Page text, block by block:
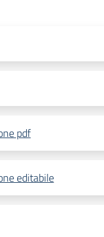
pdf
editabile